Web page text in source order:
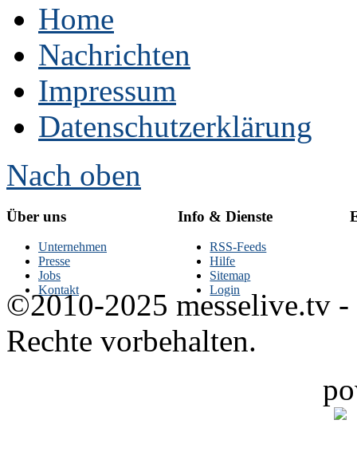
Home
Nachrichten
Impressum
Datenschutzerklärung
Nach oben
Über uns
Unternehmen
Presse
Jobs
Kontakt
Info & Dienste
RSS-Feeds
Hilfe
Sitemap
Login
©2010-2025 messelive.tv -
Rechte vorbehalten.